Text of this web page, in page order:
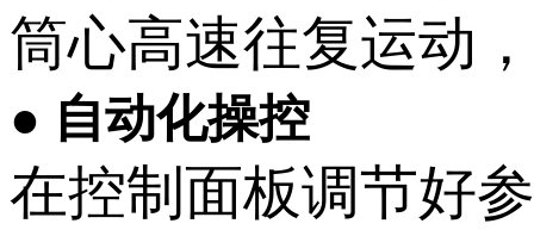
筒心高速往复运动
● 自动化操控
在控制面板调节好